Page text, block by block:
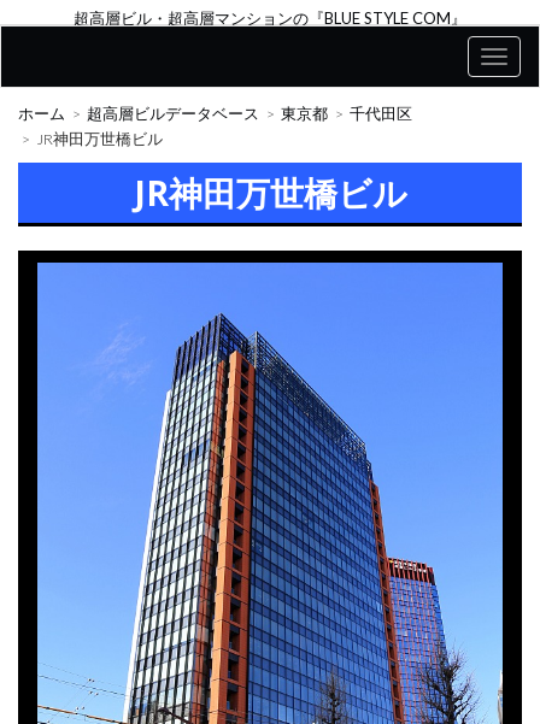
超高層ビル・超高層マンションの『BLUE STYLE COM』
ホーム 超高層ビルデータベース 東京都
千代田区
JR神田万世橋ビル
JR神田万世橋ビル